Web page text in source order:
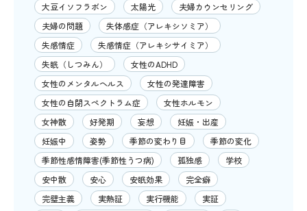
大豆イソフラボン
太陽光
夫婦カウンセリング
夫婦の問題
失体感症（アレキシソミア）
失感情症
失感情症（アレキシサイミア）
失眠（しつみん）
女性のADHD
女性のメンタルヘルス
女性の発達障害
女性の自閉スペクトラム症
女性ホルモン
女神散
好発期 妄想
妊娠・出産
妊娠中
姿勢 季節の変わり目
季節の変化
季節性感情障害(季節性うつ病)
孤独感
学校
安中散
安心 安眠効果
完全癖
完璧主義
実熱証 実行機能
実証